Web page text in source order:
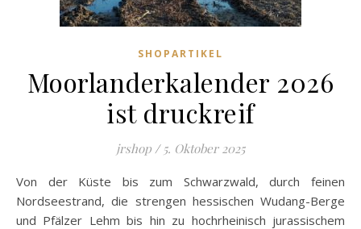
SHOPARTIKEL
Moorlanderkalender 2026
ist druckreif
jrshop / 5. Oktober 2025
Von der Küste bis zum Schwarzwald, durch feinen
Nordseestrand, die strengen hessischen Wudang-Berge
und Pfälzer Lehm bis hin zu hochrheinisch jurassischem